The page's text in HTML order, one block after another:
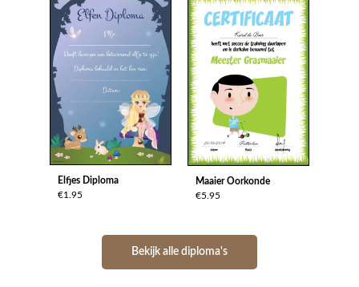
Elfjes Diploma
€1.95
Maaier Oorkonde
€5.95
Bekijk alle diploma's